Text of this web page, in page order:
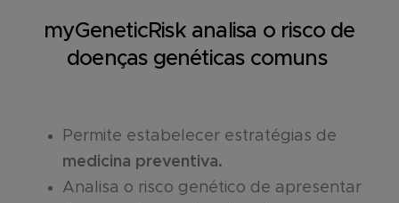
myGeneticRisk analisa o risco de
doenças genéticas comuns
Permite estabelecer estratégias de
medicina preventiva.
Analisa o risco genético de apresentar